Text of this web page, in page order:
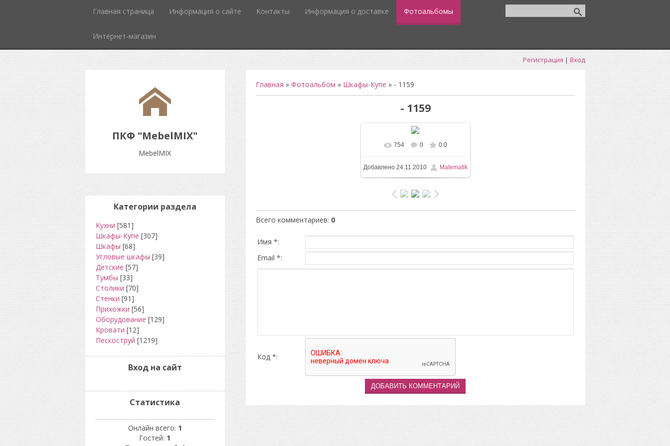
Главная страница Информация о сайте Контакты Информация о доставке Фотоальбомы
Интернет-магазин
Регистрация | Вход
ПКФ "MebelMIX"
MebelMIX
Главная » Фотоальбом » Шкафы-Купе » - 1159
- 1159
В реальном размере 574x877
/ 49.4Kb
754 0 0.0
Добавлено24.11.2010 Matematik
Всего комментариев: 0
Имя *:
Email *:
Код *:
Категории раздела
Кухни [581]
Шкафы-Купе [307]
Шкафы [68]
Угловые шкафы [39]
Детские [57]
Тумбы [33]
Столики [70]
Стенки [91]
Прихожки [56]
Оборудование [129]
Кровати [12]
Пескоструй [1219]
Вход на сайт
Статистика
Онлайн всего: 1
Гостей: 1